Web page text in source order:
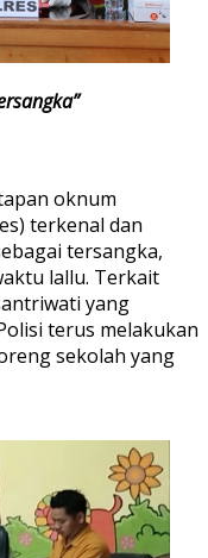
oknum
terkenal dan
tersangka,
lallu. Terkait
yang
terus melakukan
sekolah yang